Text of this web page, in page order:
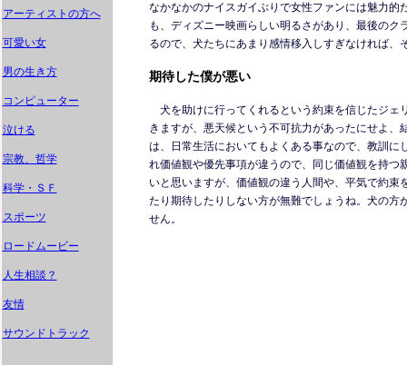
アーティストの方へ
可愛い女
男の生き方
コンピューター
泣ける
宗教、哲学
科学・ＳＦ
スポーツ
ロードムービー
人生相談？
友情
サウンドトラック
なかなかのナイスガイぶりで女性ファンには魅力的
も、ディズニー映画らしい明るさがあり、最後のク
るので、犬たちにあまり感情移入しすぎなければ、
期待した僕が悪い
犬を助けに行ってくれるという約束を信じたジェ
きますが、悪天候という不可抗力があったにせよ、
は、日常生活においてもよくある事なので、教訓に
れ価値観や優先事項が違うので、同じ価値観を持つ
いと思いますが、価値観の違う人間や、平気で約束
たり期待したりしない方が無難でしょうね。犬の方
せん。